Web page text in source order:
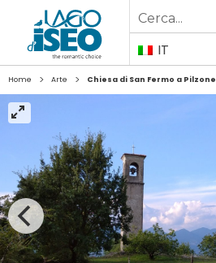
Search
for:
IT
Home > Arte > Chiesa di San Fermo a Pilzone